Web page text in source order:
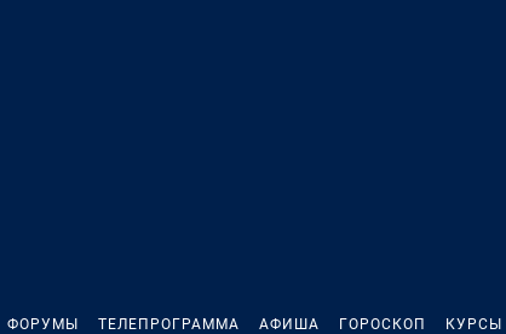
ФОРУМЫ ТЕЛЕПРОГРАММА АФИША ГОРОСКОП КУРСЫ